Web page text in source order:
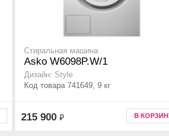
Стиральная машина
Asko W6098P.W/1
Дизайн: Style
Код товара 741649, 9 кг
215 900 ₽ В